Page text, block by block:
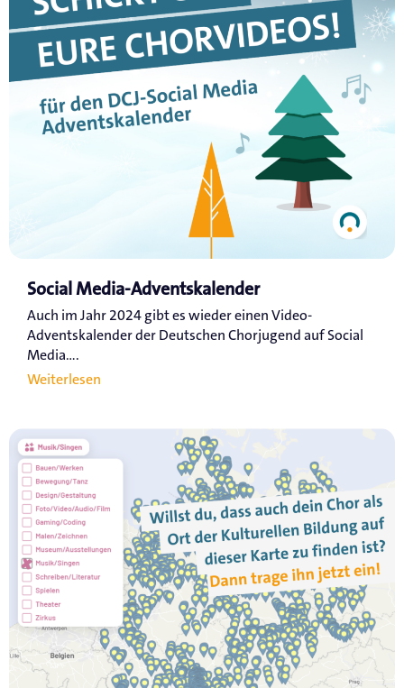
Social Media-Adventskalender
Auch im Jahr 2024 gibt es wieder einen Video-
Adventskalender der Deutschen Chorjugend auf Social
Media....
Weiterlesen